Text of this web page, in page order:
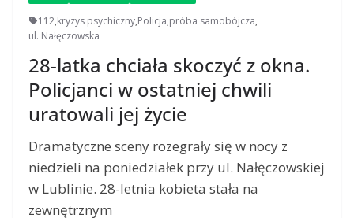
112,kryzys psychiczny,Policja,próba samobójcza,
ul. Nałęczowska
28-latka chciała skoczyć z okna.
Policjanci w ostatniej chwili
uratowali jej życie
Dramatyczne sceny rozegrały się w nocy z
niedzieli na poniedziałek przy ul. Nałęczowskiej
w Lublinie. 28-letnia kobieta stała na
zewnętrznym